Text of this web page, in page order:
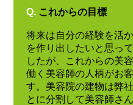
Q. これからの目標
将来は自分の経験を活
を作り出したいと思っ
したが、これからの美
働く美容師の人柄がお
す。美容院の建物は弊
とに分割して美容師さ